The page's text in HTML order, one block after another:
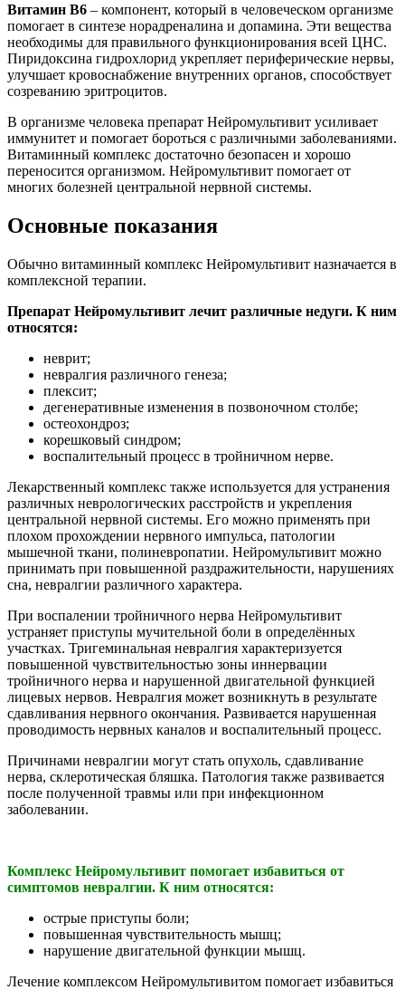
Витамин В6 – компонент, который в человеческом организме
помогает в синтезе норадреналина и допамина. Эти вещества
необходимы для правильного функционирования всей ЦНС.
Пиридоксина гидрохлорид укрепляет периферические нервы,
улучшает кровоснабжение внутренних органов, способствует
созреванию эритроцитов.
В организме человека препарат Нейромультивит усиливает
иммунитет и помогает бороться с различными заболеваниями.
Витаминный комплекс достаточно безопасен и хорошо
переносится организмом. Нейромультивит помогает от
многих болезней центральной нервной системы.
Основные показания
Обычно витаминный комплекс Нейромультивит назначается в
комплексной терапии.
Препарат Нейромультивит лечит различные недуги. К ним
относятся:
неврит;
невралгия различного генеза;
плексит;
дегенеративные изменения в позвоночном столбе;
остеохондроз;
корешковый синдром;
воспалительный процесс в тройничном нерве.
Лекарственный комплекс также используется для устранения
различных неврологических расстройств и укрепления
центральной нервной системы. Его можно применять при
плохом прохождении нервного импульса, патологии
мышечной ткани, полиневропатии. Нейромультивит можно
принимать при повышенной раздражительности, нарушениях
сна, невралгии различного характера.
При воспалении тройничного нерва Нейромультивит
устраняет приступы мучительной боли в определённых
участках. Тригеминальная невралгия характеризуется
повышенной чувствительностью зоны иннервации
тройничного нерва и нарушенной двигательной функцией
лицевых нервов. Невралгия может возникнуть в результате
сдавливания нервного окончания. Развивается нарушенная
проводимость нервных каналов и воспалительный процесс.
Причинами невралгии могут стать опухоль, сдавливание
нерва, склеротическая бляшка. Патология также развивается
после полученной травмы или при инфекционном
заболевании.
Комплекс Нейромультивит помогает избавиться от
симптомов невралгии. К ним относятся:
острые приступы боли;
повышенная чувствительность мышц;
нарушение двигательной функции мышц.
Лечение комплексом Нейромультивитом помогает избавиться